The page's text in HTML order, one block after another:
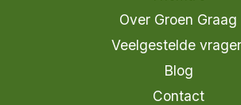
Over Groen Graag
Veelgestelde
Blog
Contact